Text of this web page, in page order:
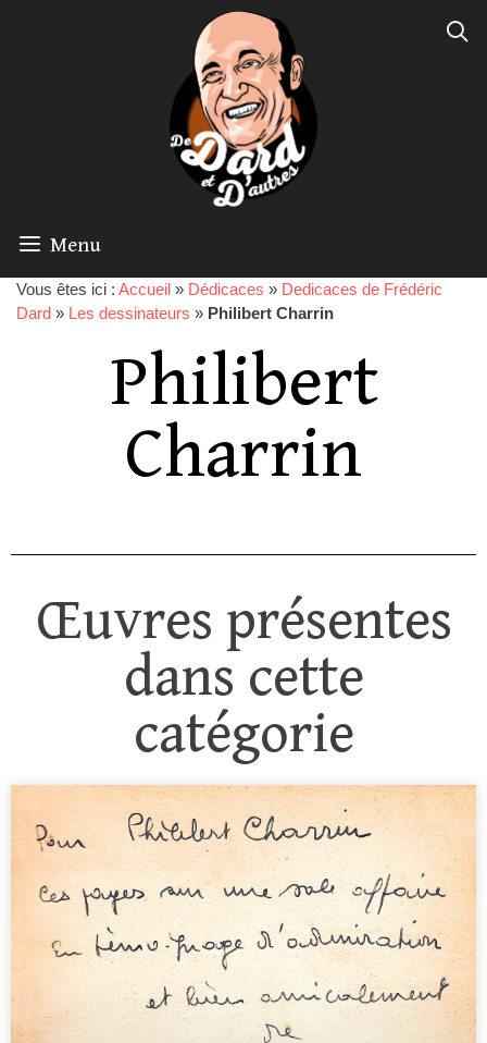
Menu
Vous êtes ici : Accueil » Dédicaces » Dedicaces de Frédéric
Dard » Les dessinateurs » Philibert Charrin
Philibert
Charrin
Œuvres présentes
dans cette
catégorie